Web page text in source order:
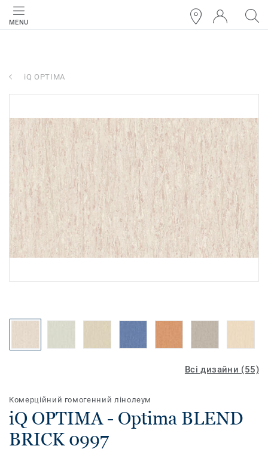
MENU
iQ OPTIMA
Всі дизайни (55)
Комерційний гомогенний лінолеум
iQ OPTIMA - Optima BLEND
BRICK 0997